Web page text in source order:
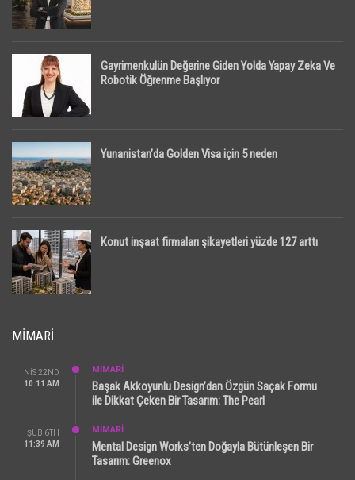
Gayrimenkulün Değerine Giden Yolda Yapay Zeka Ve
Robotik Öğrenme Başlıyor
Yunanistan’da Golden Visa için 5 neden
Konut inşaat firmaları şikayetleri yüzde 127 arttı
MIMARI
NIS 22ND
10:11 AM
MİMARİ
Başak Akkoyunlu Design’dan Özgün Saçak Formu
ile Dikkat Çeken Bir Tasarım: The Pearl
ŞUB 6TH
11:39 AM
MİMARİ
Mental Design Works’ten Doğayla Bütünleşen Bir
Tasarım: Greenox